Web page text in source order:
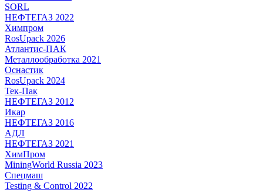
SORL
НЕФТЕГАЗ 2022
Химпром
RosUpack 2026
Атлантис-ПАК
Металлообработка 2021
Оснастик
RosUpack 2024
Тек-Пак
НЕФТЕГАЗ 2012
Икар
НЕФТЕГАЗ 2016
АДЛ
НЕФТЕГАЗ 2021
ХимПром
MiningWorld Russia 2023
Спецмаш
Testing & Control 2022